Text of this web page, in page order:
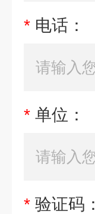
* 电话：
* 单位：
* 验证码：